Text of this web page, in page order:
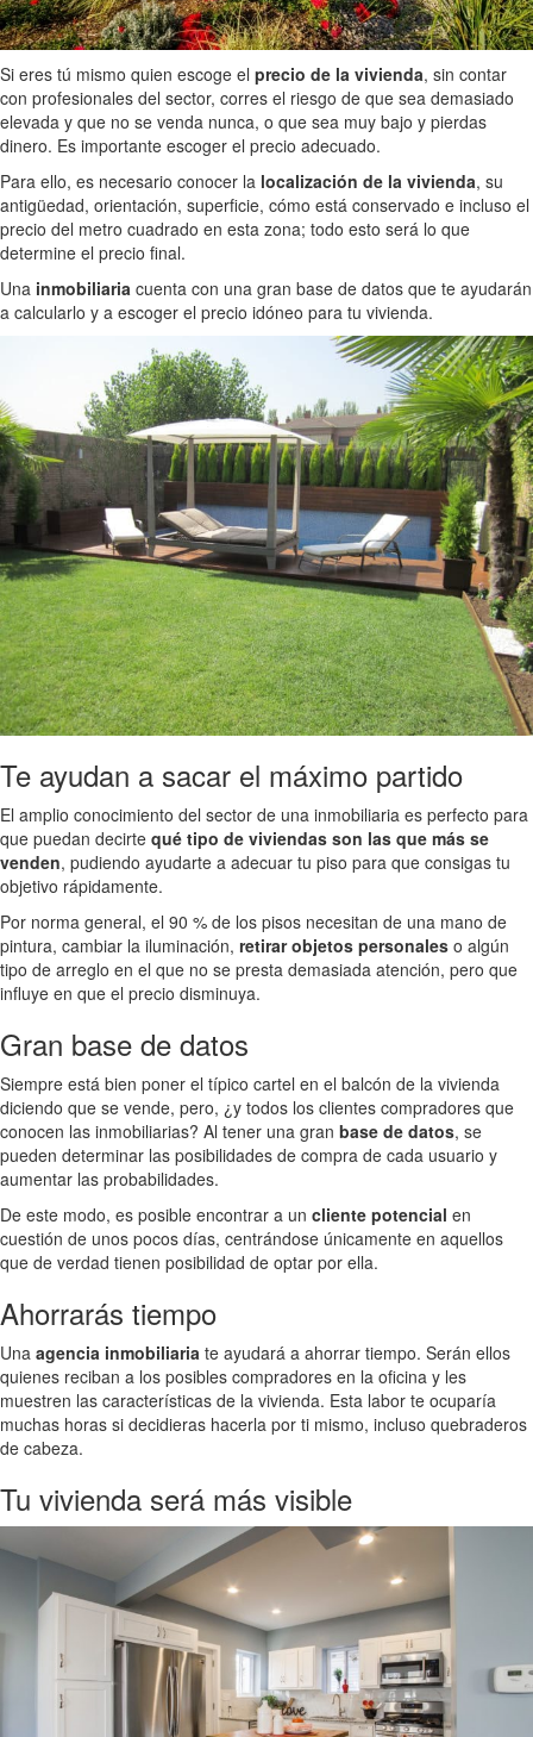
Si eres tú mismo quien escoge el precio de la vivienda, sin contar
con profesionales del sector, corres el riesgo de que sea demasiado
elevada y que no se venda nunca, o que sea muy bajo y pierdas
dinero. Es importante escoger el precio adecuado.
Para ello, es necesario conocer la localización de la vivienda, su
antigüedad, orientación, superficie, cómo está conservado e incluso el
precio del metro cuadrado en esta zona; todo esto será lo que
determine el precio final.
Una inmobiliaria cuenta con una gran base de datos que te ayudarán
a calcularlo y a escoger el precio idóneo para tu vivienda.
Te ayudan a sacar el máximo partido
El amplio conocimiento del sector de una inmobiliaria es perfecto para
que puedan decirte qué tipo de viviendas son las que más se
venden, pudiendo ayudarte a adecuar tu piso para que consigas tu
objetivo rápidamente.
Por norma general, el 90 % de los pisos necesitan de una mano de
pintura, cambiar la iluminación, retirar objetos personales o algún
tipo de arreglo en el que no se presta demasiada atención, pero que
influye en que el precio disminuya.
Gran base de datos
Siempre está bien poner el típico cartel en el balcón de la vivienda
diciendo que se vende, pero, ¿y todos los clientes compradores que
conocen las inmobiliarias? Al tener una gran base de datos, se
pueden determinar las posibilidades de compra de cada usuario y
aumentar las probabilidades.
De este modo, es posible encontrar a un cliente potencial en
cuestión de unos pocos días, centrándose únicamente en aquellos
que de verdad tienen posibilidad de optar por ella.
Ahorrarás tiempo
Una agencia inmobiliaria te ayudará a ahorrar tiempo. Serán ellos
quienes reciban a los posibles compradores en la oficina y les
muestren las características de la vivienda. Esta labor te ocuparía
muchas horas si decidieras hacerla por ti mismo, incluso quebraderos
de cabeza.
Tu vivienda será más visible